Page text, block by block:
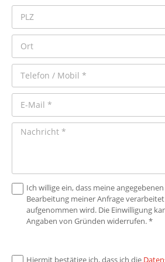
Ich willige ein, dass meine
Bearbeitung meiner Anfrage
aufgenommen wird. Die Einwilligung
Angaben von Gründen widerrufen. *
Hiermit bestätige ich, dass ich die